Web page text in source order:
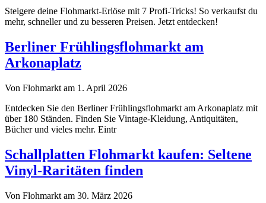
Steigere deine Flohmarkt-Erlöse mit 7 Profi-Tricks! So verkaufst du
mehr, schneller und zu besseren Preisen. Jetzt entdecken!
Berliner Frühlingsflohmarkt am
Arkonaplatz
Von Flohmarkt am 1. April 2026
Entdecken Sie den Berliner Frühlingsflohmarkt am Arkonaplatz mit
über 180 Ständen. Finden Sie Vintage-Kleidung, Antiquitäten,
Bücher und vieles mehr. Eintr
Schallplatten Flohmarkt kaufen: Seltene
Vinyl-Raritäten finden
Von Flohmarkt am 30. März 2026